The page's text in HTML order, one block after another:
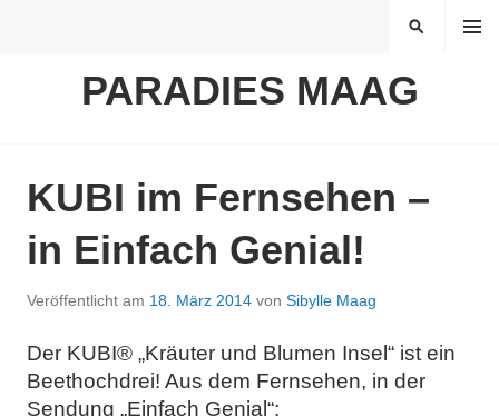
PARADIES MAAG
MENÜ
SUCHEN
KUBI im Fernsehen –
in Einfach Genial!
Veröffentlicht am 18. März 2014 von Sibylle Maag
Der KUBI® „Kräuter und Blumen Insel“ ist ein
Beethochdrei! Aus dem Fernsehen, in der
Sendung „Einfach Genial“: